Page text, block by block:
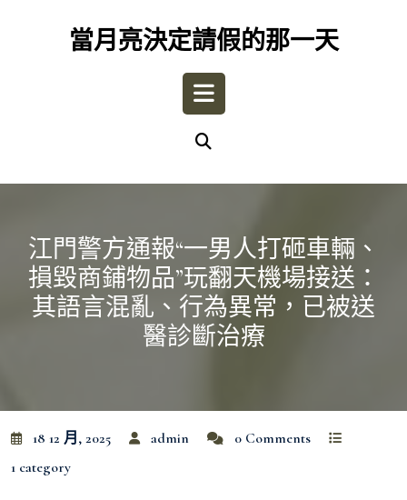
當月亮決定請假的那一天
Open
江門警方通報“一男人打砸車輛、
損毀商鋪物品”玩翻天機場接送：
其語言混亂、行為異常，已被送
醫診斷治療
18 12 月, 2025 admin
0 Comments
1 category